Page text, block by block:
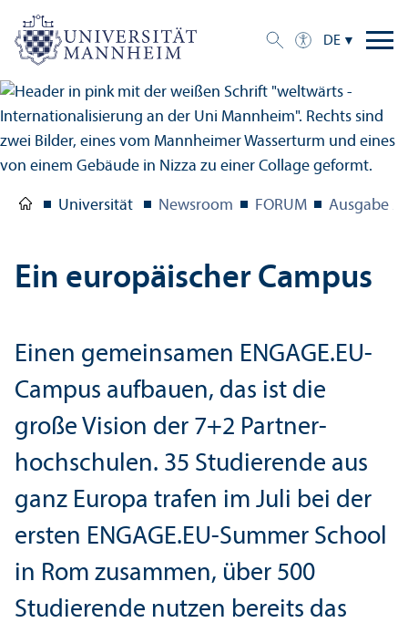
DE
Universität Newsroom FORUM Ausgabe 2/
Ein europäischer Campus
Einen gemeinsamen ENGAGE.EU-
Campus aufbauen, das ist die
große Vision der 7+2 Partner­
hochschulen. 35 Studierende aus
ganz Europa trafen im Juli bei der
ersten ENGAGE.EU-Summer School
in Rom zusammen, über 500
Studierende nutzen bereits das